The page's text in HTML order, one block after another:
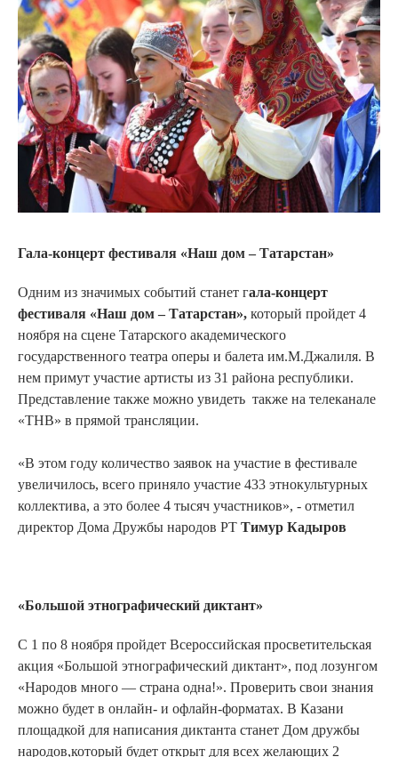
Гала-концерт фестиваля «Наш дом – Татарстан»
Одним из значимых событий станет гала-концерт
фестиваля «Наш дом – Татарстан», который пройдет 4
ноября на сцене Татарского академического
государственного театра оперы и балета им.М.Джалиля. В
нем примут участие артисты из 31 района республики.
Представление также можно увидеть также на телеканале
«ТНВ» в прямой трансляции.
«В этом году количество заявок на участие в фестивале
увеличилось, всего приняло участие 433 этнокультурных
коллектива, а это более 4 тысяч участников», - отметил
директор Дома Дружбы народов РТ Тимур Кадыров
«Большой этнографический диктант»
С 1 по 8 ноября пройдет Всероссийская просветительская
акция «Большой этнографический диктант», под лозунгом
«Народов много — страна одна!». Проверить свои знания
можно будет в онлайн- и офлайн-форматах. В Казани
площадкой для написания диктанта станет Дом дружбы
народов,который будет открыт для всех желающих 2